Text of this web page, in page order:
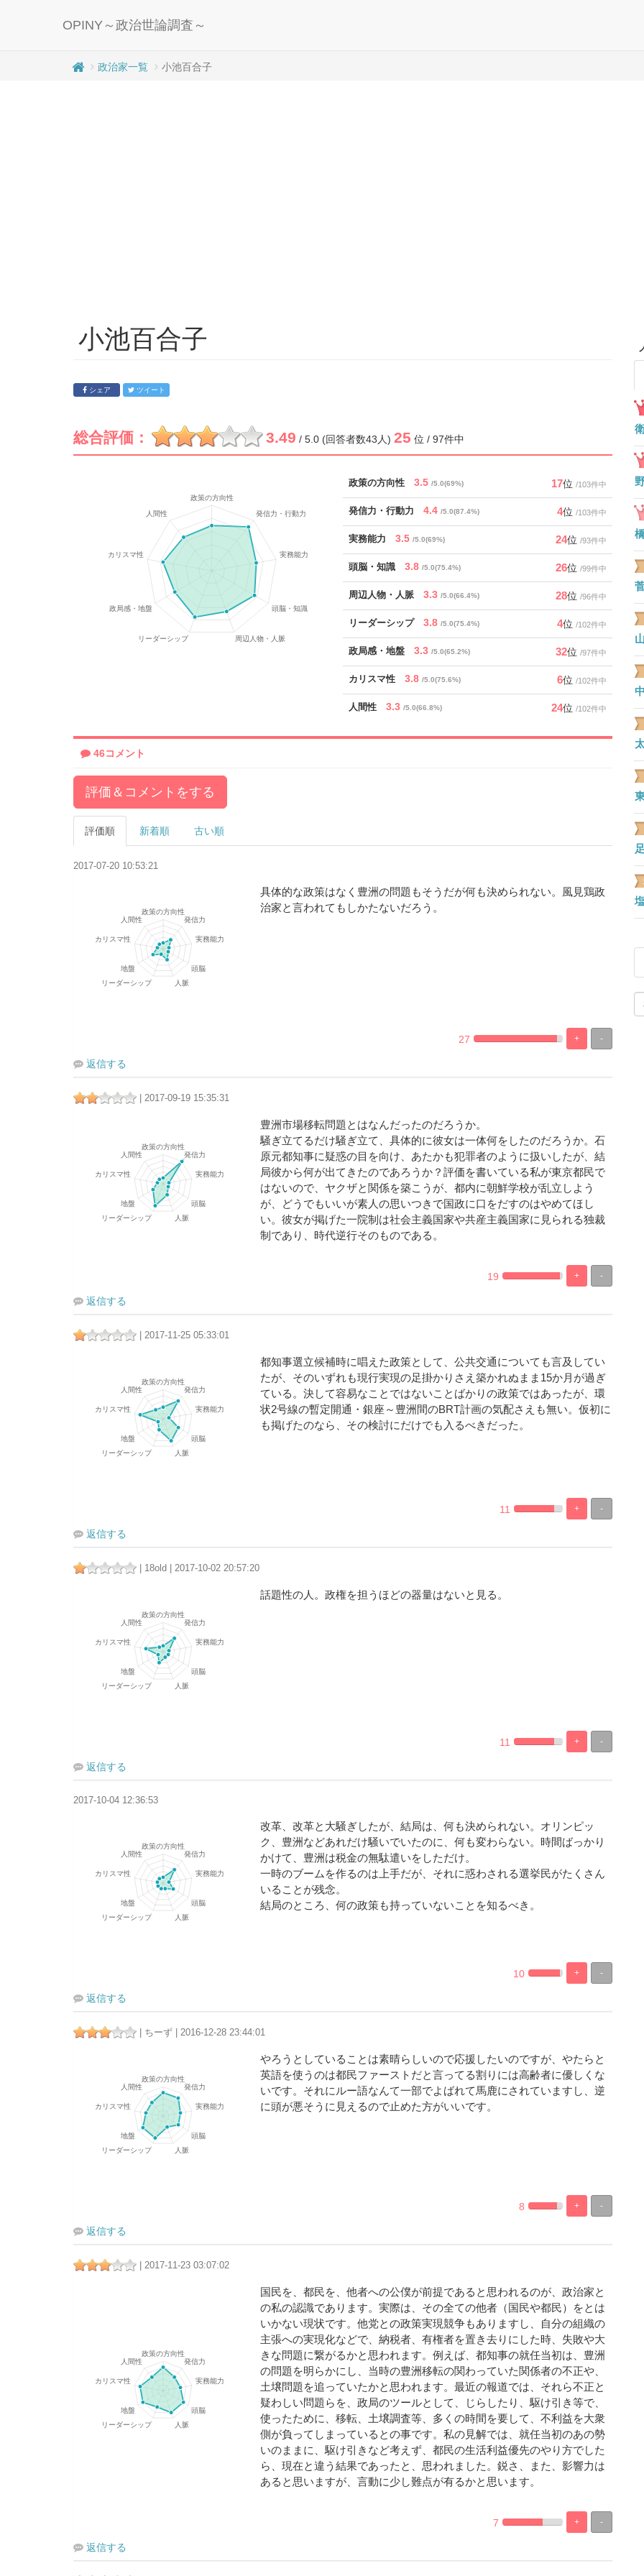
OPINY～政治世論調査～
政治家一覧 小池百合子
小池百合子
シェア ツイート
総合評価： 3.49 / 5.0 (回答者数43人) 25 位 / 97件中
政策の方向性 3.5 /5.0(69%) 17位 /103件中
発信力・行動力 4.4 /5.0(87.4%) 4位 /103件中
実務能力 3.5 /5.0(69%) 24位 /93件中
頭脳・知識 3.8 /5.0(75.4%) 26位 /99件中
周辺人物・人脈 3.3 /5.0(66.4%) 28位 /96件中
リーダーシップ 3.8 /5.0(75.4%) 4位 /102件中
政局感・地盤 3.3 /5.0(65.2%) 32位 /97件中
カリスマ性 3.8 /5.0(75.6%) 6位 /102件中
人間性 3.3 /5.0(66.8%) 24位 /102件中
46コメント
評価＆コメントをする
評価順 新着順 古い順
2017-07-20 10:53:21
具体的な政策はなく豊洲の問題もそうだが何も決められない。風見鶏政
治家と言われてもしかたないだろう。
-
+
%
100%
27
返信する
| 2017-09-19 15:35:31
豊洲市場移転問題とはなんだったのだろうか。
騒ぎ立てるだけ騒ぎ立て、具体的に彼女は一体何をしたのだろうか。石
原元都知事に疑惑の目を向け、あたかも犯罪者のように扱いしたが、結
局彼から何が出てきたのであろうか？評価を書いている私が東京都民で
はないので、ヤクザと関係を築こうが、都内に朝鮮学校が乱立しよう
が、どうでもいいが素人の思いつきで国政に口をだすのはやめてほし
い。彼女が掲げた一院制は社会主義国家や共産主義国家に見られる独裁
制であり、時代逆行そのものである。
-
+
%
100%
19
返信する
| 2017-11-25 05:33:01
都知事選立候補時に唱えた政策として、公共交通についても言及してい
たが、そのいずれも現行実現の足掛かりさえ築かれぬまま15か月が過ぎ
ている。決して容易なことではないことばかりの政策ではあったが、環
状2号線の暫定開通・銀座～豊洲間のBRT計画の気配さえも無い。仮初に
も掲げたのなら、その検討にだけでも入るべきだった。
-
+
%
100%
11
返信する
| 18old | 2017-10-02 20:57:20
話題性の人。政権を担うほどの器量はないと見る。
-
+
%
100%
11
返信する
2017-10-04 12:36:53
改革、改革と大騒ぎしたが、結局は、何も決められない。オリンピッ
ク、豊洲などあれだけ騒いでいたのに、何も変わらない。時間ばっかり
かけて、豊洲は税金の無駄遣いをしただけ。
一時のブームを作るのは上手だが、それに惑わされる選挙民がたくさん
いることが残念。
結局のところ、何の政策も持っていないことを知るべき。
-
+
%
100%
10
返信する
| ちーず | 2016-12-28 23:44:01
やろうとしていることは素晴らしいので応援したいのですが、やたらと
英語を使うのは都民ファーストだと言ってる割りには高齢者に優しくな
いです。それにルー語なんて一部でよばれて馬鹿にされていますし、逆
に頭が悪そうに見えるので止めた方がいいです。
-
+
%
100%
8
返信する
| 2017-11-23 03:07:02
国民を、都民を、他者への公僕が前提であると思われるのが、政治家と
の私の認識であります。実際は、その全ての他者（国民や都民）をとは
いかない現状です。他党との政策実現競争もありますし、自分の組織の
主張への実現化などで、納税者、有権者を置き去りにした時、失敗や大
きな問題に繋がるかと思われます。例えば、都知事の就任当初は、豊洲
の問題を明らかにし、当時の豊洲移転の関わっていた関係者の不正や、
土壌問題を追っていたかと思われます。最近の報道では、それら不正と
疑わしい問題らを、政局のツールとして、じらしたり、駆け引き等で、
使ったために、移転、土壌調査等、多くの時間を要して、不利益を大衆
側が負ってしまっているとの事です。私の見解では、就任当初のあの勢
いのままに、駆け引きなど考えず、都民の生活利益優先のやり方でした
ら、現在と違う結果であったと、思われました。鋭さ、また、影響力は
あると思いますが、言動に少し難点が有るかと思います。
-
+
%
100%
7
返信する